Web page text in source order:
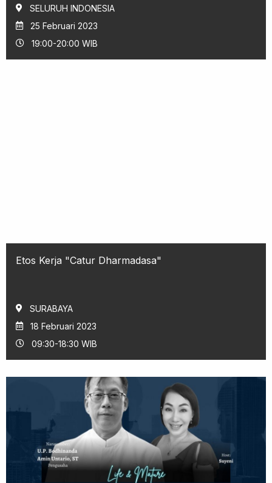
SELURUH INDONESIA
25 Februari 2023
19:00-20:00 WIB
Etos Kerja "Catur Dharmadasa"
SURABAYA
18 Februari 2023
09:30-18:30 WIB